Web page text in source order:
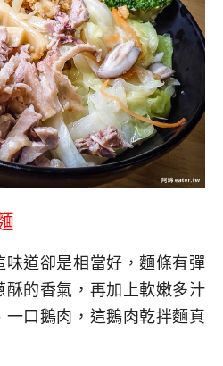
道卻是相當好，麵條有彈
的香氣，再加上軟嫩多汁
口鵝肉，這鵝肉乾拌麵真